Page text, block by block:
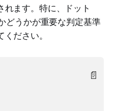
れます。特に、ドット
どうかが重要な判定基準
ださい。
📄